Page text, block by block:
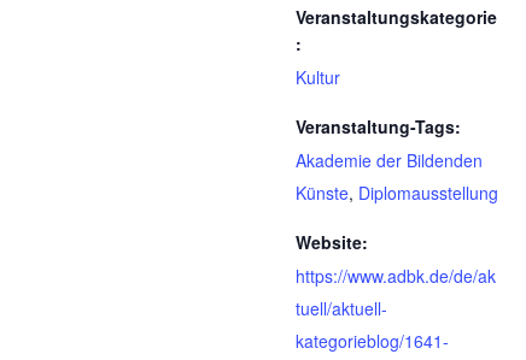
Veranstaltungskategorie
:
Kultur
Veranstaltung-Tags:
Akademie der Bildenden
Künste, Diplomausstellung
Website:
https://www.adbk.de/de/ak
tuell/aktuell-
kategorieblog/1641-